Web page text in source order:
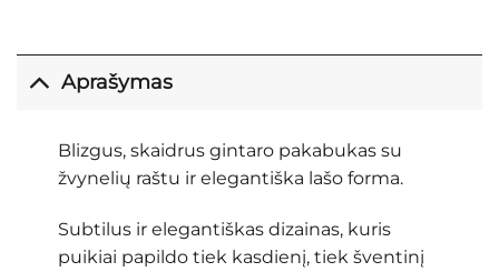
Aprašymas
Blizgus, skaidrus gintaro pakabukas su
žvynelių raštu ir elegantiška lašo forma.
Subtilus ir elegantiškas dizainas, kuris
puikiai papildo tiek kasdienį, tiek šventinį